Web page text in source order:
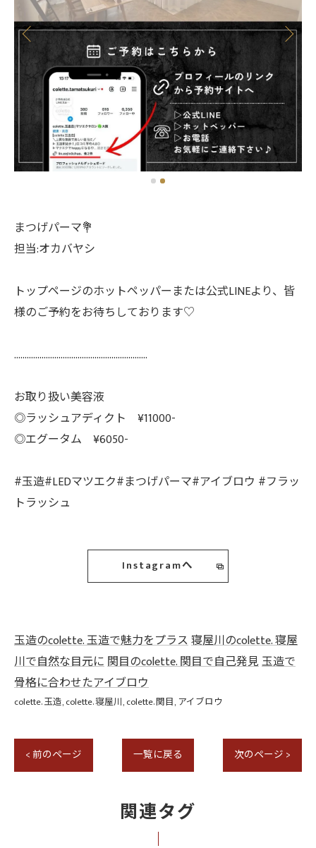
まつげパーマ💐
担当:オカバヤシ
トップページのホットペッパーまたは公式LINEより、皆
様のご予約をお待ちしております♡
………………………………………………………
お取り扱い美容液
◎ラッシュアディクト ¥11000-
◎エグータム ¥6050-
#玉造#LEDマツエク#まつげパーマ#アイブロウ #フラッ
トラッシュ
Instagramへ
玉造のcolette. 玉造で魅力をプラス寝屋川のcolette. 寝屋
川で自然な目元に関目のcolette. 関目で自己発見玉造で
骨格に合わせたアイブロウ
colette. 玉造 colette. 寝屋川 colette. 関目 アイブロウ
< 前のページ 一覧に戻る 次のページ >
関連タグ